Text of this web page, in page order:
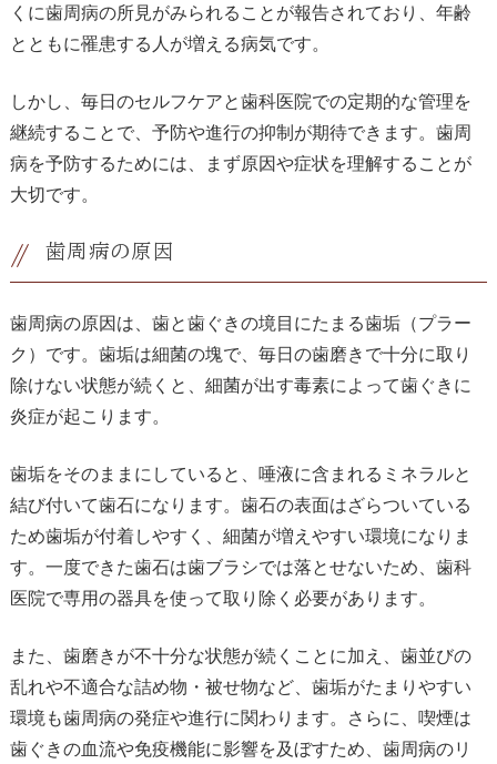
くに歯周病の所見がみられることが報告されており、年齢
とともに罹患する人が増える病気です。
しかし、毎日のセルフケアと歯科医院での定期的な管理を
継続することで、予防や進行の抑制が期待できます。歯周
病を予防するためには、まず原因や症状を理解することが
大切です。
歯周病の原因
歯周病の原因は、歯と歯ぐきの境目にたまる歯垢（プラー
ク）です。歯垢は細菌の塊で、毎日の歯磨きで十分に取り
除けない状態が続くと、細菌が出す毒素によって歯ぐきに
炎症が起こります。
歯垢をそのままにしていると、唾液に含まれるミネラルと
結び付いて歯石になります。歯石の表面はざらついている
ため歯垢が付着しやすく、細菌が増えやすい環境になりま
す。一度できた歯石は歯ブラシでは落とせないため、歯科
医院で専用の器具を使って取り除く必要があります。
また、歯磨きが不十分な状態が続くことに加え、歯並びの
乱れや不適合な詰め物・被せ物など、歯垢がたまりやすい
環境も歯周病の発症や進行に関わります。さらに、喫煙は
歯ぐきの血流や免疫機能に影響を及ぼすため、歯周病のリ